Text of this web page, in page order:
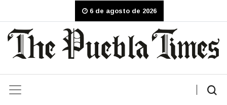
6 de agosto de 2026